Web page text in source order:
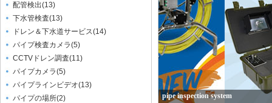
配管検出(13)
下水管検査(13)
ドレン＆下水道サービス(14)
パイプ検査カメラ(5)
CCTVドレン調査(11)
パイプカメラ(5)
パイプラインビデオ(13)
パイプの場所(2)
pipe inspection system